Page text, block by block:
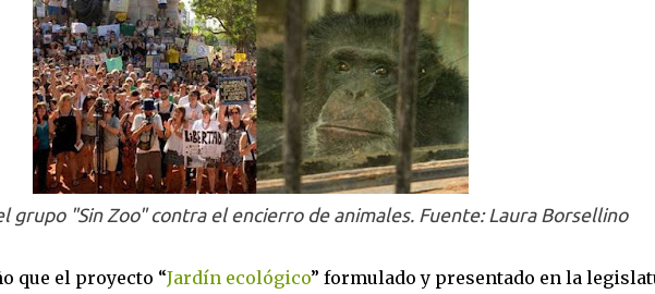
grupo "Sin Zoo" contra el encierro de animales. Fuente: Laura Borsellino
que el proyecto “Jardín ecológico” formulado y presentado en la